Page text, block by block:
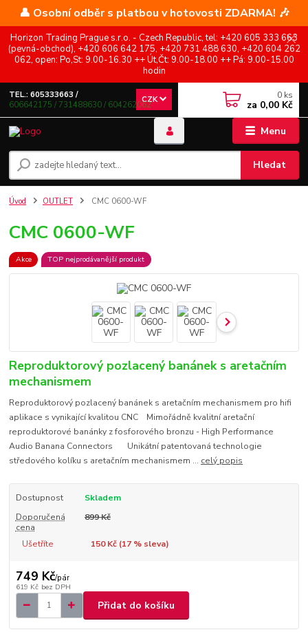
👤 Osobní odběr s platbou v hotovosti ZDARMA! 🎶
Horizon Trading Prague s.r.o. - Czech Republic, tel: +420 605 333 663
(pevná-obchod), +420 606 642 175, +420 731 488 630, +420 604 262
062, open: Po,St: 9.00-16.30 ++ Út,Čt: 9.00-18.00 ++ Pá: 9.00-15.00
hodin
Menu
CZK
Hledat
TEL.: 605333663 /
606642175 / 731488630 / 604262062
0 ks
za 0,00 Kč
Úvod OUTLET CMC 0600-WF
CMC 0600-WF
Akce TOP nejprodávanější produkt
Reproduktorový pozlacený banánek s aretačním
mechanismem
Reproduktorový pozlacený banánek s aretačním mechanismem pro hifi
aplikace s vynikající kvalitou CNC Mimořádně kvalitní aretační
reproduktorové banánky z fosforového bronzu - High Performance
Audio Banana Connectors Unikátní patentovaná technologie
středového kolíku s aretačním mechanismem ... celý popis
Dostupnost
Skladem
Doporučená
cena
899 Kč
Ušetříte 150 Kč (17% sleva)
749 Kč/pár
619 Kč bez DPH
Přidat do košíku